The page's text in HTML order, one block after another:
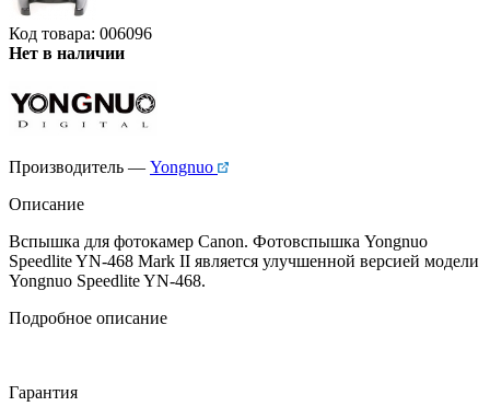
Код товара: 006096
Нет в наличии
Производитель — Yongnuo
Описание
Вспышка для фотокамер Canon. Фотовспышка Yongnuo
Speedlite YN-468 Mark II является улучшенной версией модели
Yongnuo Speedlite YN-468.
Подробное описание
Гарантия